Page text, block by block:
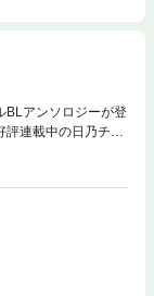
BLアンソロジーが登
評連載中の日乃チハ
アプレイ・フェア
ることを知られ、
しかし学校で会った
するようになる
のり人付き合いが
司から叱られ、仕